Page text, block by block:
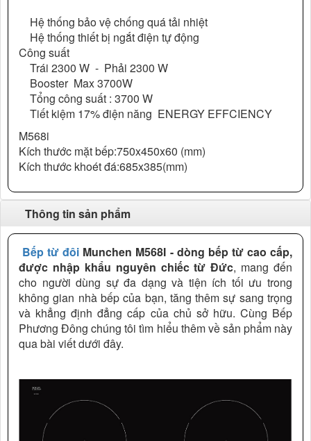
Hệ thống bảo vệ chống quá tải nhiệt
Hệ thống thiết bị ngắt điện tự động
Công suất
Trái 2300 W - Phải 2300 W
Booster Max 3700W
Tổng công suất : 3700 W
Tiết kiệm 17% điện năng ENERGY EFFCIENCY
M568i
Kích thước mặt bếp:750x450x60 (mm)
Kích thước khoét đá:685x385(mm)
Thông tin sản phẩm
Bếp từ đôi Munchen M568I - dòng bếp từ cao cấp,
được nhập khẩu nguyên chiếc từ Đức, mang đến
cho người dùng sự đa dạng và tiện ích tối ưu trong
không gian nhà bếp của bạn, tăng thêm sự sang trọng
và khẳng định đẳng cấp của chủ sở hữu. Cùng Bếp
Phương Đông chúng tôi tìm hiểu thêm về sản phẩm này
qua bài viết dưới đây.